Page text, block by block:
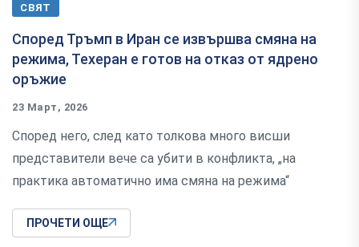
СВЯТ
Според Тръмп в Иран се извършва смяна на
режима, Техеран е готов на отказ от ядрено
оръжие
23 Март, 2026
Според него, след като толкова много висши
представители вече са убити в конфликта, „на
практика автоматично има смяна на режима“
ПРОЧЕТИ ОЩЕ